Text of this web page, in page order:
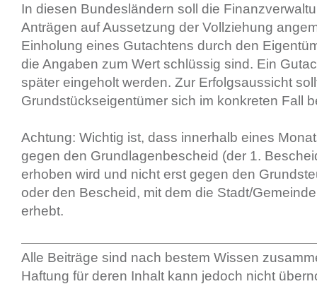
In diesen Bundesländern soll die
Anträgen auf Aussetzung der Vollziehung
Einholung eines Gutachtens durch den
die Angaben zum Wert schlüssig sind. Ein
später eingeholt werden. Zur Erfolgsaussicht
Grundstückseigentümer sich im konkreten Fall
Achtung: Wichtig ist, dass innerhalb eines
gegen den Grundlagenbescheid (der 1.
erhoben wird und nicht erst gegen den
oder den Bescheid, mit dem die Stadt/
erhebt.
Alle Beiträge sind nach bestem Wissen
Haftung für deren Inhalt kann jedoch nicht